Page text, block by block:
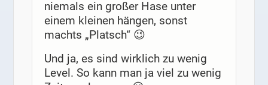
niemals ein großer Hase unter
einem kleinen hängen, sonst
machts „Platsch“ 😉
Und ja, es sind wirklich zu wenig
Level. So kann man ja viel zu wenig